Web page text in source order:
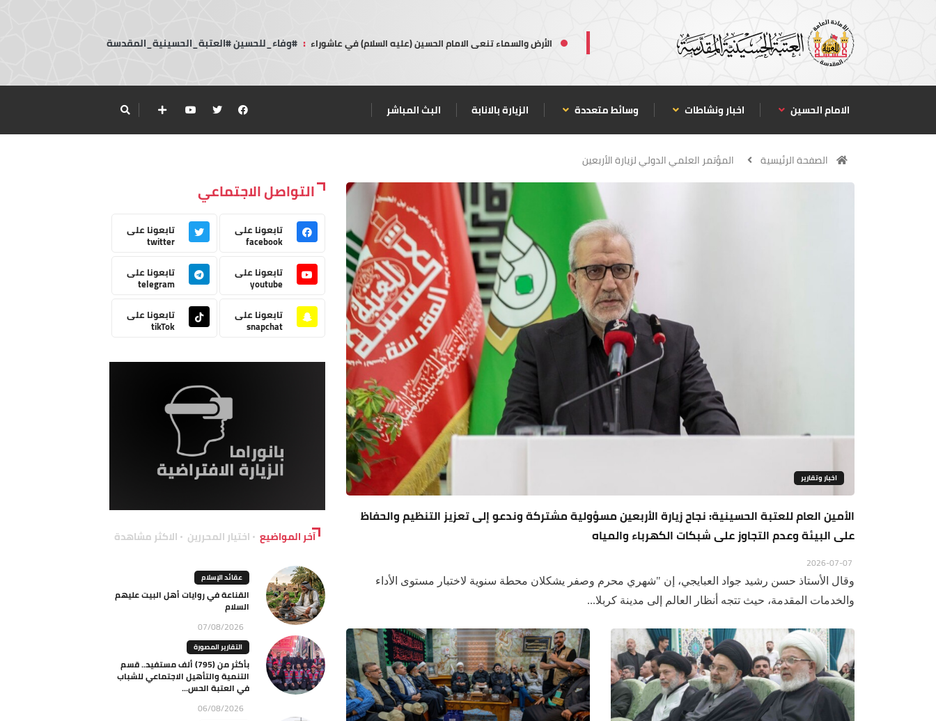
الأرض والسماء تنعى الامام الحسين (عليه السلام) في عاشوراء : #وفاء_للحسين #العتبة_الحسينية_المقدسة
الامام الحسين اخبار ونشاطات وسائط متعددة الزيارة بالانابة البث المباشر
الصفحة الرئيسية المؤتمر العلمي الدولي لزيارة الأربعين
اخبار وتقارير
الأمين العام للعتبة الحسينية: نجاح زيارة الأربعين مسؤولية مشتركة وندعو إلى تعزيز التنظيم والحفاظ
على البيئة وعدم التجاوز على شبكات الكهرباء والمياه
وقال الأستاذ حسن رشيد جواد العبايجي، إن "شهري محرم وصفر يشكلان محطة سنوية لاختبار مستوى الأداء
والخدمات المقدمة، حيث تتجه أنظار العالم إلى مدينة كربلا...
التواصل الاجتماعي
تابعونا على
facebook
تابعونا على
twitter
تابعونا على
youtube
تابعونا على
telegram
تابعونا على
snapchat
تابعونا على
tikTok
آخر المواضيع اختيار المحررين الاكثر مشاهدة
عقائد الإسلام
القناعة في روايات أهل البيت عليهم
السلام
07/08/2026
التقارير المصورة
بأكثر من (795) ألف مستفيد.. قسم
التنمية والتأهيل الاجتماعي للشباب
في العتبة الحس...
06/08/2026